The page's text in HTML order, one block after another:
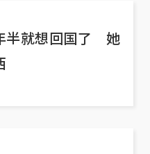
半就想回国了 她